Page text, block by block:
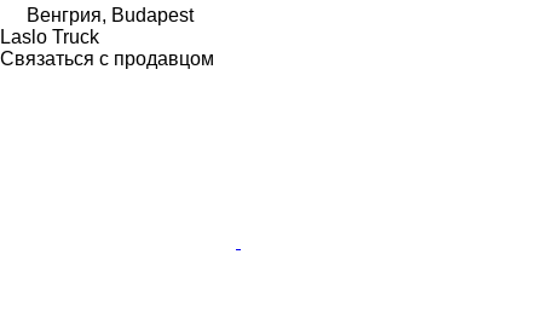
Венгрия, Budapest
Laslo Truck
Связаться с продавцом